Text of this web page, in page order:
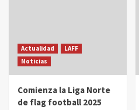
Actualidad
LAFF
Noticias
Comienza la Liga Norte
de flag football 2025